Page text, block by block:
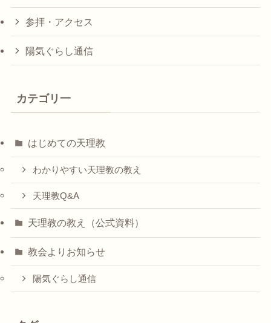
参拝・アクセス
陽気ぐらし通信
カテゴリ一
はじめての天理教
わかりやすい天理教の教え
天理教Q&A
天理教の教え（公式資料）
教会よりお知らせ
陽気ぐらし通信